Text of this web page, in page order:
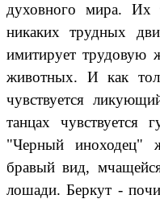
духовного мира.
никаких трудных
имитирует трудовую
животных. И как
чувствуется
танцах чувствуется
"Черный иноходец"
бравый вид,
лошади. Беркут -